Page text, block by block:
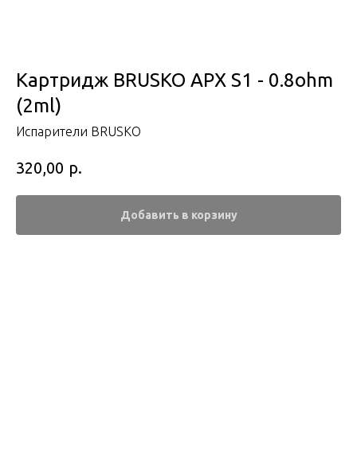
Картридж BRUSKO APX S1 - 0.8ohm
(2ml)
Испарители BRUSKO
320,00 р.
Добавить в корзину